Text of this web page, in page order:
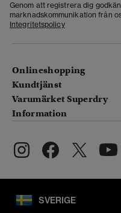
Genom att registrera dig
marknadskommunikation från
Integritetspolicy
Onlineshopping
Kundtjänst
Varumärket Superdry
Information
SVERIGE